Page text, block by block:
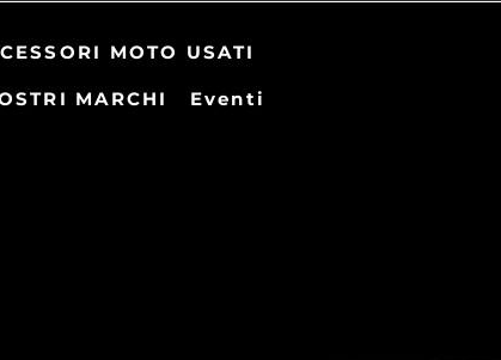
MOTO USATI
MARCHI Eventi